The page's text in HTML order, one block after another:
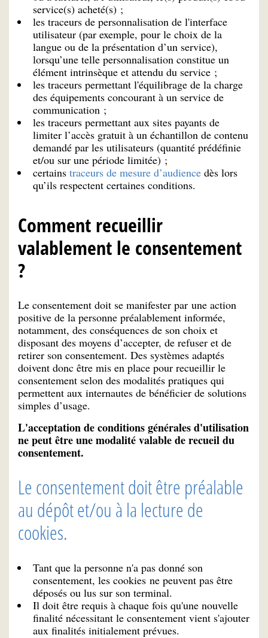
service(s) acheté(s) ;
les traceurs de personnalisation de l'interface
utilisateur (par exemple, pour le choix de la
langue ou de la présentation d’un service),
lorsqu’une telle personnalisation constitue un
élément intrinsèque et attendu du service ;
les traceurs permettant l'équilibrage de la charge
des équipements concourant à un service de
communication ;
les traceurs permettant aux sites payants de
limiter l’accès gratuit à un échantillon de contenu
demandé par les utilisateurs (quantité prédéfinie
et/ou sur une période limitée) ;
certains traceurs de mesure d’audience dès lors
qu’ils respectent certaines conditions.
Comment recueillir
valablement le consentement
?
Le consentement doit se manifester par une action
positive de la personne préalablement informée,
notamment, des conséquences de son choix et
disposant des moyens d’accepter, de refuser et de
retirer son consentement. Des systèmes adaptés
doivent donc être mis en place pour recueillir le
consentement selon des modalités pratiques qui
permettent aux internautes de bénéficier de solutions
simples d’usage.
L'acceptation de conditions générales d'utilisation
ne peut être une modalité valable de recueil du
consentement.
Le consentement doit être préalable
au dépôt et/ou à la lecture de
cookies.
Tant que la personne n'a pas donné son
consentement, les cookies ne peuvent pas être
déposés ou lus sur son terminal.
Il doit être requis à chaque fois qu'une nouvelle
finalité nécessitant le consentement vient s'ajouter
aux finalités initialement prévues.